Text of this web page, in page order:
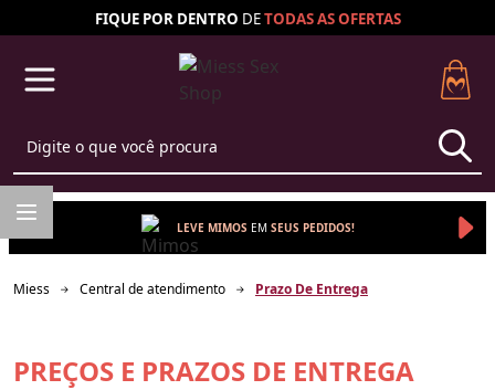
FIQUE POR DENTRO DETODAS ASOFERTAS
LEVE MIMOS EM SEUS PEDIDOS!
Miess Central de atendimento Prazo De Entrega
PREÇOS E PRAZOS DE ENTREGA